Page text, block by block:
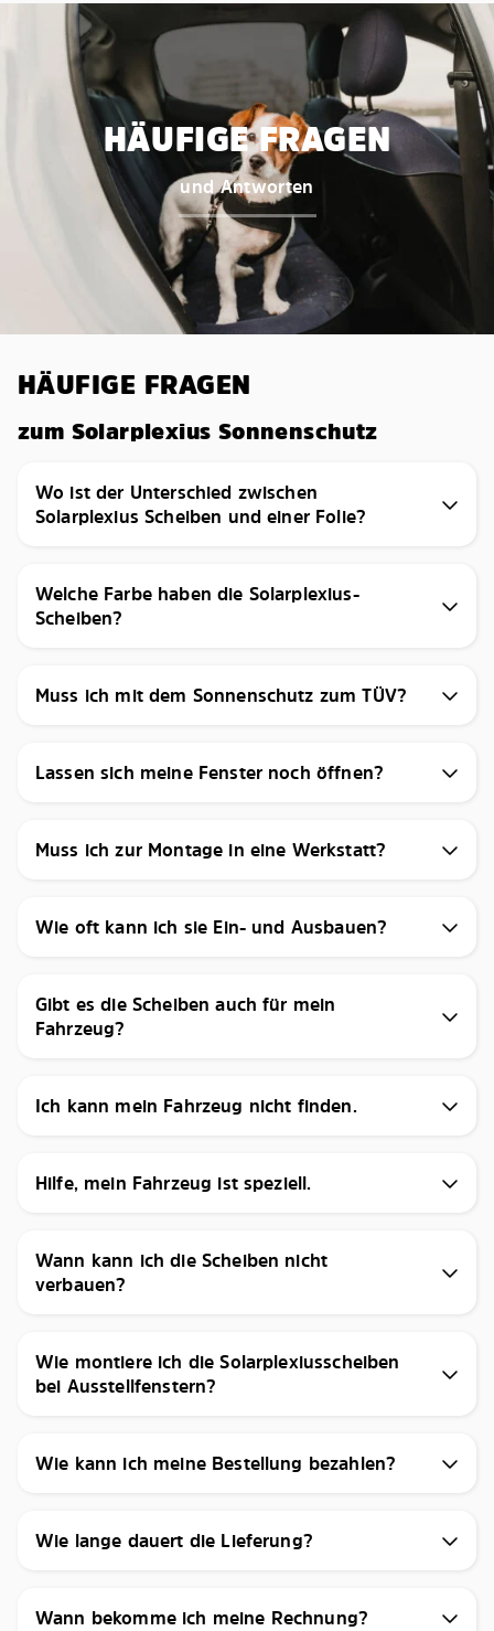
HÄUFIGE FRAGEN
und Antworten
HÄUFIGE FRAGEN
zum Solarplexius Sonnenschutz
Wo ist der Unterschied zwischen
Solarplexius Scheiben und einer Folie?
Welche Farbe haben die Solarplexius-
Scheiben?
Muss ich mit dem Sonnenschutz zum TÜV?
Lassen sich meine Fenster noch öffnen?
Muss ich zur Montage in eine Werkstatt?
Wie oft kann ich sie Ein- und Ausbauen?
Gibt es die Scheiben auch für mein
Fahrzeug?
Ich kann mein Fahrzeug nicht finden.
Hilfe, mein Fahrzeug ist speziell.
Wann kann ich die Scheiben nicht
verbauen?
Wie montiere ich die Solarplexiusscheiben
bei Ausstellfenstern?
Wie kann ich meine Bestellung bezahlen?
Wie lange dauert die Lieferung?
Wann bekomme ich meine Rechnung?